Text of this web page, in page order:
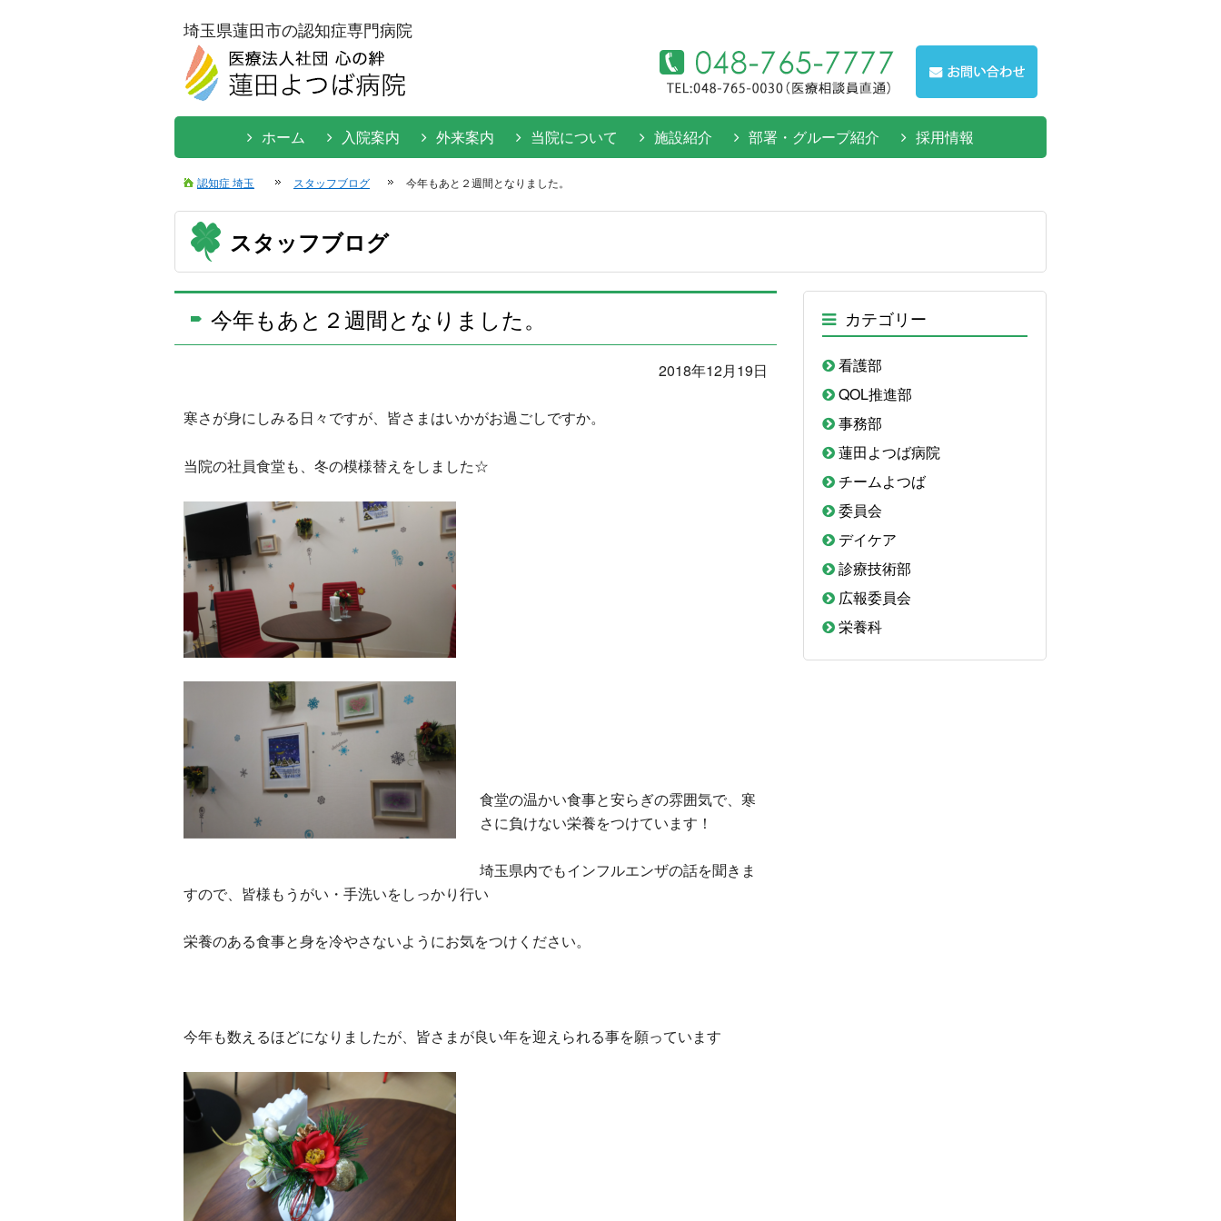
埼玉県蓮田市の認知症専門病院
ホーム 入院案内 外来案内 当院について 施設紹介 部署・グループ紹介 採用情報
認知症 埼玉 スタッフブログ 今年もあと２週間となりました。
スタッフブログ
今年もあと２週間となりました。
2018年12月19日
寒さが身にしみる日々ですが、皆さまはいかがお過ごしですか。
当院の社員食堂も、冬の模様替えをしました☆
食堂の温かい食事と安らぎの雰囲気で、寒
さに負けない栄養をつけています！
埼玉県内でもインフルエンザの話を聞きま
すので、皆様もうがい・手洗いをしっかり行い
栄養のある食事と身を冷やさないようにお気をつけください。
今年も数えるほどになりましたが、皆さまが良い年を迎えられる事を願っています
カテゴリー
看護部
QOL推進部
事務部
蓮田よつば病院
チームよつば
委員会
デイケア
診療技術部
広報委員会
栄養科